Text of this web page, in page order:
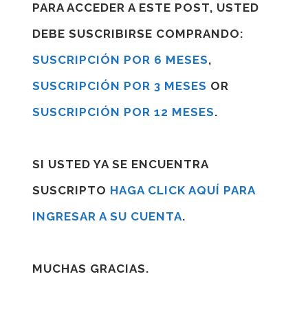
PARA ACCEDER A ESTE POST, USTED
DEBE SUSCRIBIRSE COMPRANDO:
SUSCRIPCIÓN POR 6 MESES,
SUSCRIPCIÓN POR 3 MESES OR
SUSCRIPCIÓN POR 12 MESES.
SI USTED YA SE ENCUENTRA
SUSCRIPTO HAGA CLICK AQUÍ PARA
INGRESAR A SU CUENTA.
MUCHAS GRACIAS.